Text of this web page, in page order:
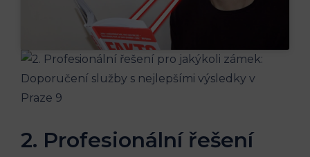
2. Profesionální řešení